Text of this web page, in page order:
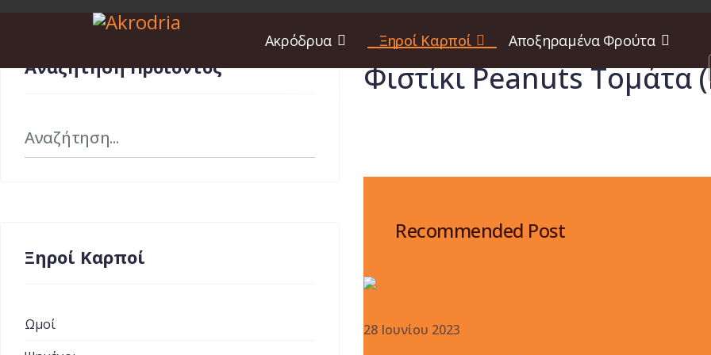
Ακρόδρυα Ξηροί Καρποί Αποξηραμένα Φρούτα
Αναζήτηση Προϊόντος
Αναζήτηση
Ξηροί Καρποί
Ωμοί
Φιστίκι Peanuts Τομάτα
Recommended Post
28 Ιουνίου 2023